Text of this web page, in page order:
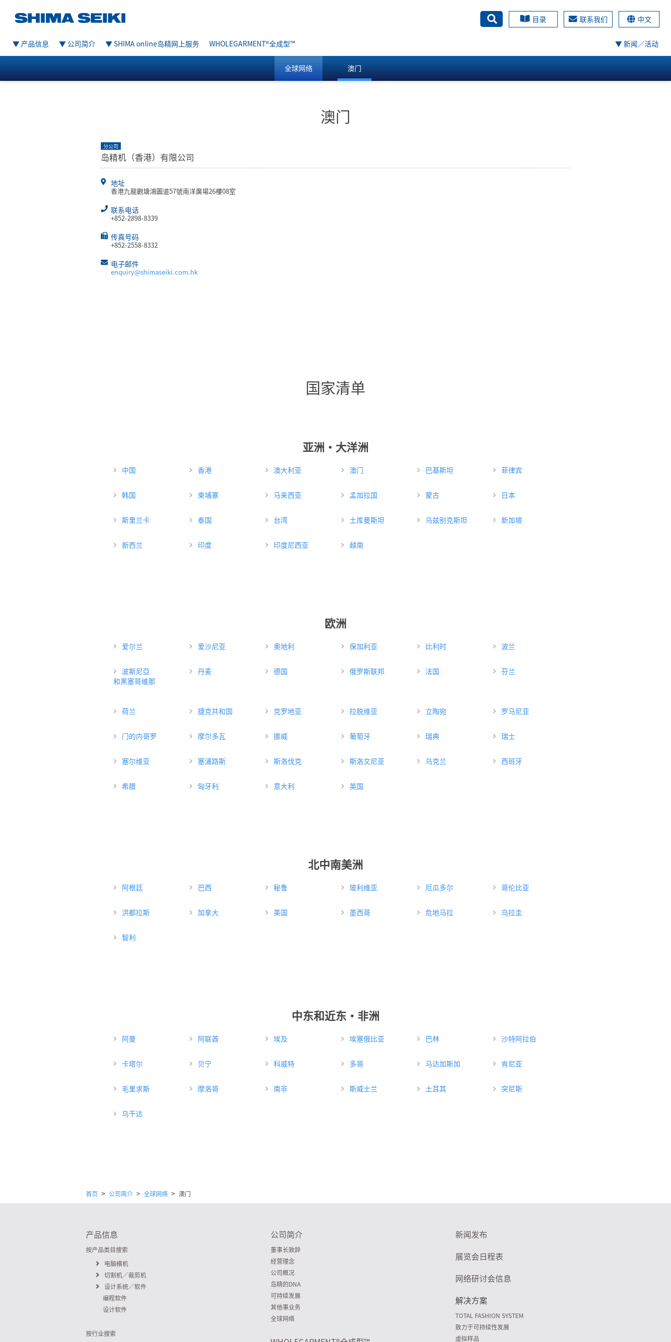
全球网络 澳门
▼ 产品信息 ▼ 公司简介 ▼ SHIMA online岛精网上服务 WHOLEGARMENT®全成型™ ▼ 新闻／活动
目录 联系我们 中文
澳门
分公司
岛精机（香港）有限公司
地址
香港九龍觀塘鴻圖道57號南洋廣場26樓08室
联系电话
+852-2898-8339
传真号码
+852-2558-8332
电子邮件
enquiry@shimaseiki.com.hk
国家清单
亚洲・大洋洲
中国 香港 澳大利亚 澳门 巴基斯坦 菲律宾
韩国 柬埔寨 马来西亚 孟加拉国 蒙古 日本
斯里兰卡 泰国 台湾 土库曼斯坦 乌兹别克斯坦 新加坡
新西兰 印度 印度尼西亚 越南
欧洲
爱尔兰 爱沙尼亚 奥地利 保加利亚 比利时 波兰
波斯尼亞
和黑塞哥維那
丹麦 德国 俄罗斯联邦 法国 芬兰
荷兰 捷克共和国 克罗地亚 拉脱维亚 立陶宛 罗马尼亚
门的内哥罗 摩尔多瓦 挪威 葡萄牙 瑞典 瑞士
塞尔维亚 塞浦路斯 斯洛伐克 斯洛文尼亚 乌克兰 西班牙
希腊 匈牙利 意大利 英国
北中南美洲
阿根廷 巴西 秘鲁 玻利维亚 厄瓜多尔 哥伦比亚
洪都拉斯 加拿大 美国 墨西哥 危地马拉 乌拉圭
智利
中东和近东・非洲
阿曼 阿联酋 埃及 埃塞俄比亚 巴林 沙特阿拉伯
卡塔尔 贝宁 科威特 多哥 马达加斯加 肯尼亚
毛里求斯 摩洛哥 南非 斯威士兰 土耳其 突尼斯
乌干达
首页 > 公司简介 > 全球网络 > 澳门
产品信息
按产品类目搜索
电脑横机
切割机／裁剪机
设计系统／软件
编程软件
设计软件
按行业搜索
公司简介
董事长致辞
经营理念
公司概况
岛精的DNA
可持续发展
其他事业务
全球网络
新闻发布
展览会日程表
网络研讨会信息
解决方案
TOTAL FASHION SYSTEM
致力于可持续性发展
虚拟样品